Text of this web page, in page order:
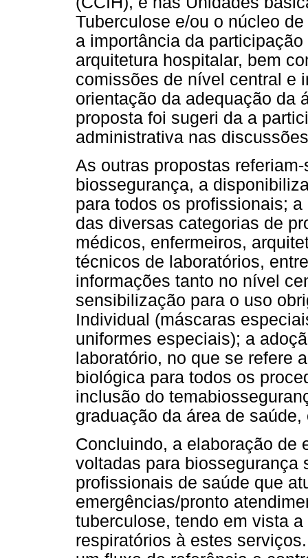
Tuberculose e/ou o núcleo
a importância da
arquitetura hospitalar, bem
comissões de nível central e
orientação da adequação da
proposta foi sugeri da a
administrativa nas
As outras propostas
biossegurança, a
para todos os profissionais;
das diversas categorias de
médicos, enfermeiros,
técnicos de laboratórios,
informações tanto no nível
sensibilização para o uso
Individual (máscaras
uniformes especiais); a
laboratório, no que se refere
biológica para todos os
inclusão do
graduação da área de saúde,
Concluindo, a elaboração de
voltadas para biossegurança
profissionais de saúde que
emergências/pronto
tuberculose, tendo em vista
respiratórios à estes